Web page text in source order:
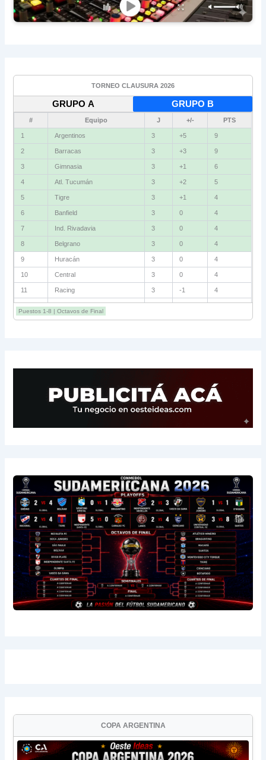
TORNEO CLAUSURA 2026
GRUPO A GRUPO B
# Equipo J +/- PTS
1 Argentinos 3 +5 9
2 Barracas 3 +3 9
3 Gimnasia 3 +1 6
4 Atl. Tucumán 3 +2 5
5 Tigre 3 +1 4
6 Banfield 3 0 4
7 Ind. Rivadavia 3 0 4
8 Belgrano 3 0 4
9 Huracán 3 0 4
10 Central 3 0 4
11 Racing 3 -1 4
12 Estudiantes RC
13 Sarmiento 3 -1 3
Puestos 1-8 | Octavos de Final
COPA ARGENTINA